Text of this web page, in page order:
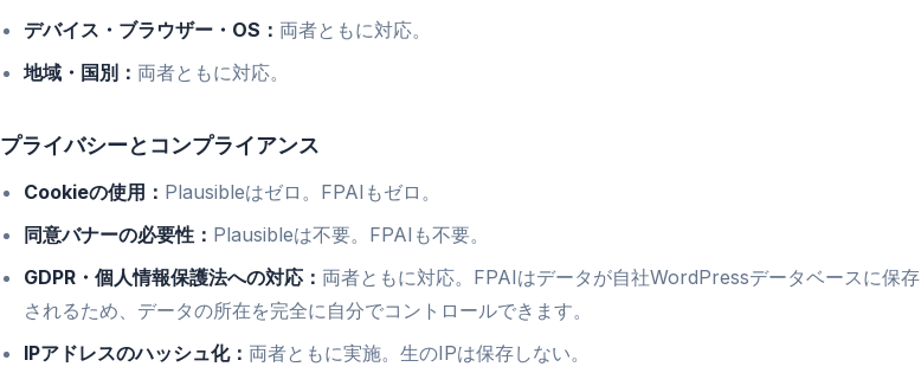
デバイス・ブラウザー・OS： 両者ともに対応。
地域・国別： 両者ともに対応。
プライバシーとコンプライアンス
Cookieの使用： Plausibleはゼロ。FPAIもゼロ。
同意バナーの必要性： Plausibleは不要。FPAIも不要。
GDPR・個人情報保護法への対応： 両者ともに対応。FPAIはデータが自社WordPressデータベースに保存
されるため、データの所在を完全に自分でコントロールできます。
IPアドレスのハッシュ化： 両者ともに実施。生のIPは保存しない。